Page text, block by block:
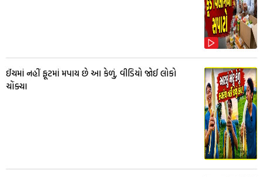
ઈંચમાં નહીં ફૂટમાં મપાય છે આ કેળું, વીડિયો જોઈ લોકો
ચોંક્યા